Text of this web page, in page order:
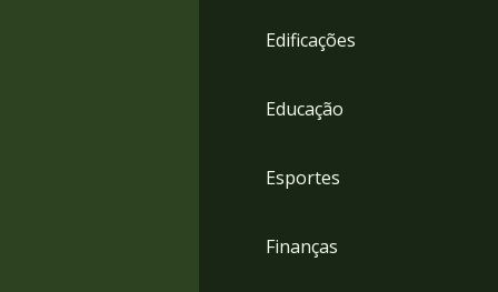
Edificações
Educação
Esportes
Finanças